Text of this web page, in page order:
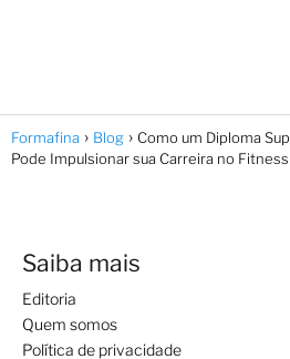
Formafina Blog
Como um Diploma
Pode Impulsionar sua Carreira no Fitness
Saiba mais
Editoria
Quem somos
Política de privacidade